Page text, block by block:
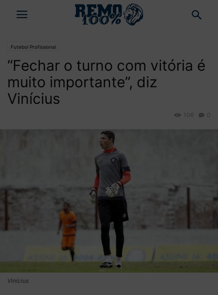
Futebol Profissional
“Fechar o turno com vitória é
muito importante”, diz
Vinícius
0
106
Vinícius